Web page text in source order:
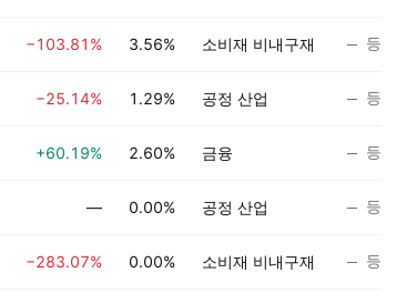
−103.81% 3.56% 소비재 비내구재 등급
−25.14% 1.29% 공정 산업 등급
+60.19% 2.60% 금융 등급
— 0.00% 공정 산업 등급
−283.07% 0.00% 소비재 비내구재 등급